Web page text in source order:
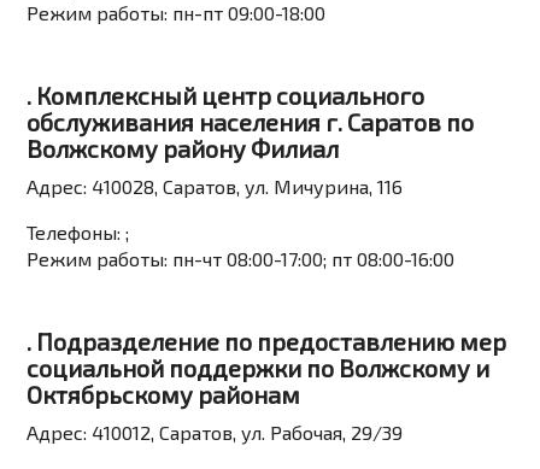
Режим работы: пн-пт 09:00-18:00
. Комплексный центр социального
обслуживания населения г. Саратов по
Волжскому району Филиал
Адрес: 410028, Саратов, ул. Мичурина, 116
Телефоны: ;
Режим работы: пн-чт 08:00-17:00; пт 08:00-16:00
. Подразделение по предоставлению мер
социальной поддержки по Волжскому и
Октябрьскому районам
Адрес: 410012, Саратов, ул. Рабочая, 29/39